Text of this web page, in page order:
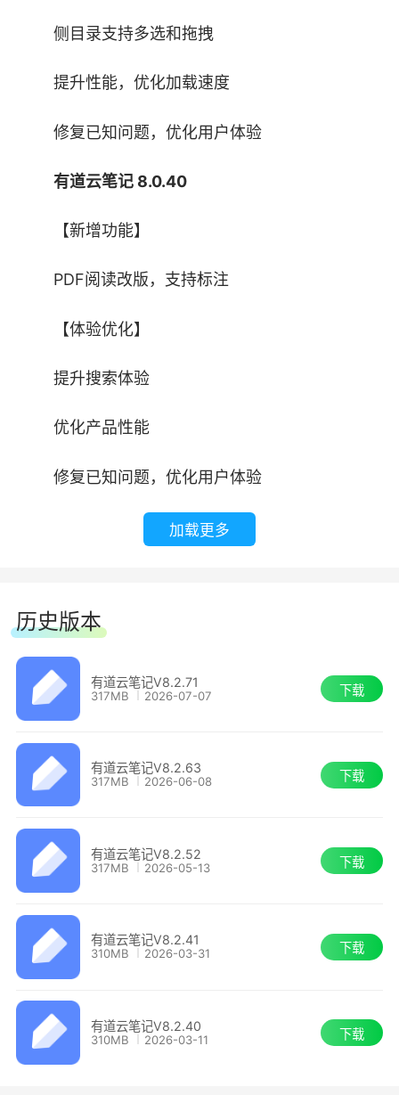
程图、脑图、MarkDown五大文稿类型，确保不同
完善的编辑能力，支持自由插入图片、链接、表
格、代码块、高亮块、双向链接等，各种文档需求
筛选、排序、常用图表等专业功能，随时随地从容
用图形，多种专业流程图轻松搞定，让逻辑自然呈
备注等丰富的内容形式，轻巧有序地整理思路，让
精彩构思眼见为实。
排版，创造更加优雅的沉浸式记录体验。
【8大效率工具，让高效成为习惯】
内嵌多种先进效率工具，多渠道内容一键收
藏，创作效率指数提升
更先进全面的提效选择：集合OCR、内容收
藏、待办、智能翻译等8大先进实用的效率工具，
全方位提升你的工作、生活、学习效率。
合方式，通过实现笔记间的双向链接，让具有相关
性的知识和信息有效流动起来，使笔记像人脑一样
2、内容收藏：支持微信、微博、链接和网页
剪报等多种收藏形式，优秀内容一键保存至笔记，
侧目录支持多选和拖拽
提升性能，优化加载速度
修复已知问题，优化用户体验
有道云笔记 8.0.40
【新增功能】
PDF阅读改版，支持标注
【体验优化】
提升搜索体验
优化产品性能
修复已知问题，优化用户体验
有道云笔记 8.0.30
支持编辑器工具栏配置
优化搜索记录交互体验
性能优化，提升稳定性
修复已知问题，优化用户体验
【新增功能】
新增最新笔记目录
【体验优化】
优化搜索路径和打开方式
桌面便签新增标题显示
加载更多
历史版本
有道云笔记V8.2.71
317MB 2026-07-07 下载
有道云笔记V8.2.63
317MB 2026-06-08 下载
有道云笔记V8.2.52
317MB 2026-05-13 下载
有道云笔记V8.2.41
310MB 2026-03-31 下载
有道云笔记V8.2.40
310MB 2026-03-11 下载